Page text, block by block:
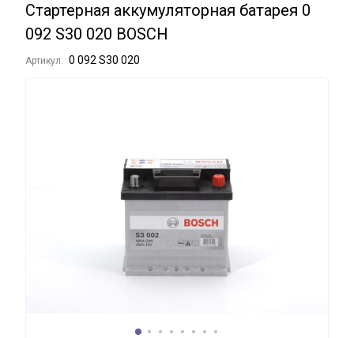
Стартерная аккумуляторная батарея 0
092 S30 020 BOSCH
Артикул: 0 092 S30 020